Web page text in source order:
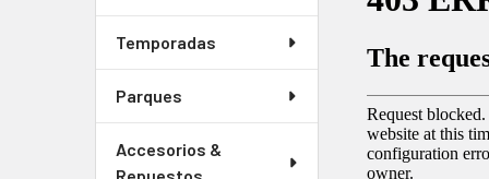
Temporadas
Parques
Accesorios &